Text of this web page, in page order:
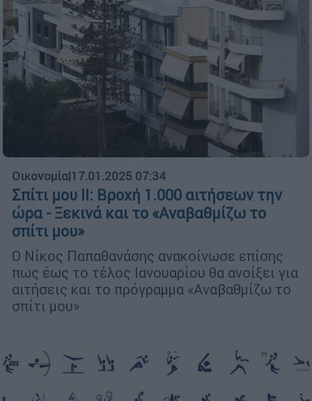
Οικονομία|17.01.2025 07:34
Σπίτι μου ΙΙ: Βροχή 1.000 αιτήσεων την
ώρα - Ξεκινά και το «Αναβαθμίζω το
σπίτι μου»
Ο Νίκος Παπαθανάσης ανακοίνωσε επίσης
πως έως το τέλος Ιανουαρίου θα ανοίξει για
αιτήσεις και το πρόγραμμα «Αναβαθμίζω το
σπίτι μου»